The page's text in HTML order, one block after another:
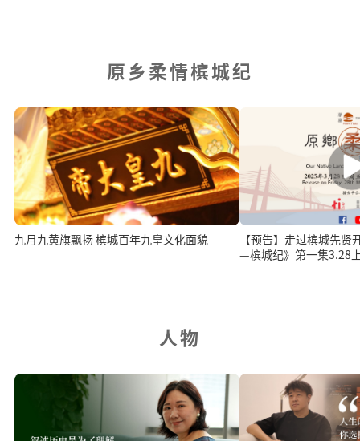
原乡柔情槟城纪
九月九黄旗飘扬 槟城百年九皇文化面貌
【预告】走过槟城先
—槟城纪》第一集3.28
人物